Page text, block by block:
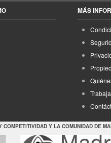
MÁS
Y LA COMUNIDAD DE